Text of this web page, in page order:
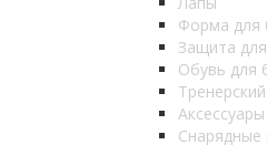
Форма для
Защита
Обувь для
Снарядные